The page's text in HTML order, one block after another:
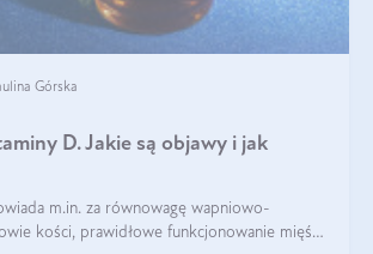
Górska
D. Jakie są objawy i jak
m.in. za równowagę wapniowo-
kości, prawidłowe funkcjonowanie mięśni